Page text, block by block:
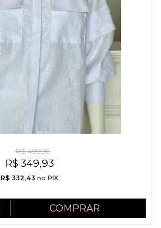
R$ 349,93
R$ 499,90
R$ 332,43 no PIX
COMPRAR